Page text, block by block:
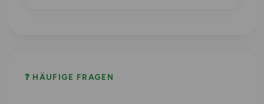
❓ HÄUFIGE FRAGEN